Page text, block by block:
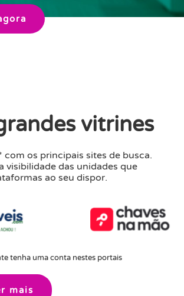
vitrines
os principais sites de busca.
visibilidade das unidades que
ao seu dispor.
tenha uma conta nestes portais
mais